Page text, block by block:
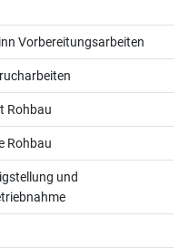
Vorbereitungsarbeiten
Rohbau
Rohbau
und